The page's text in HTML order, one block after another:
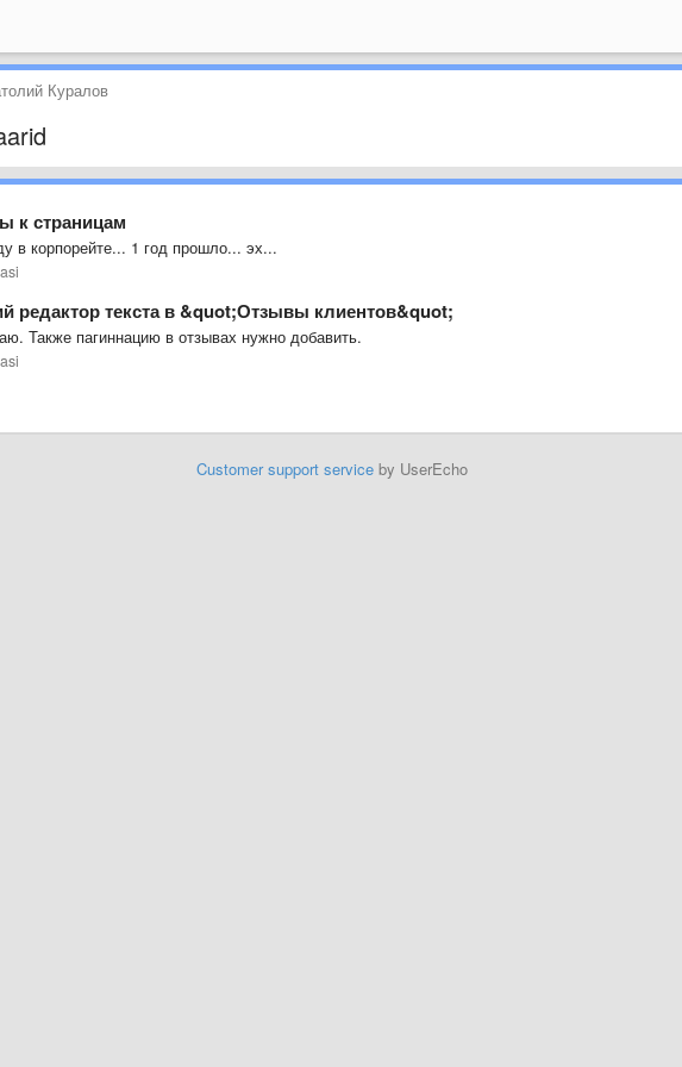
Куралов
к страницам
в корпорейте... 1 год прошло... эх...
редактор текста в &quot;Отзывы клиентов&quot;
Также пагиннацию в отзывах нужно добавить.
Customer support serviceby UserEcho